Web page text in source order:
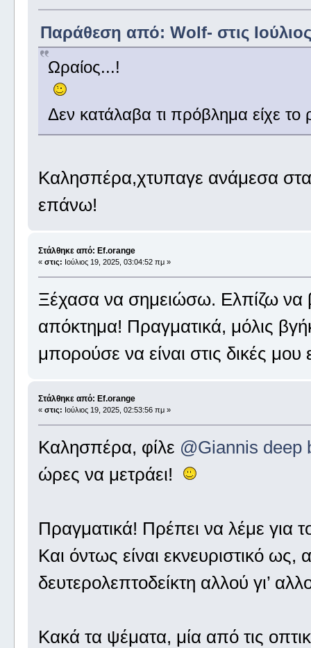
Παράθεση από: Wolf- στις
Ωραίος...!
Δεν κατάλαβα τι πρόβλημα είχε το
Καλησπέρα,χτυπαγε ανάμεσα στα
επάνω!
Στάλθηκε από: Ef.orange
« στις: Ιούλιος 19, 2025, 03:04:52 πμ »
Ξέχασα να σημειώσω. Ελπίζω να
απόκτημα! Πραγματικά, μόλις
μπορούσε να είναι στις δικές
Στάλθηκε από: Ef.orange
« στις: Ιούλιος 19, 2025, 02:53:56 πμ »
Καλησπέρα, φίλε @Giannis deep
ώρες να μετράει!
Πραγματικά! Πρέπει να λέμε για
Και όντως είναι εκνευριστικό
δευτερολεπτοδείκτη αλλού γι’
Κακά τα ψέματα, μία από τις